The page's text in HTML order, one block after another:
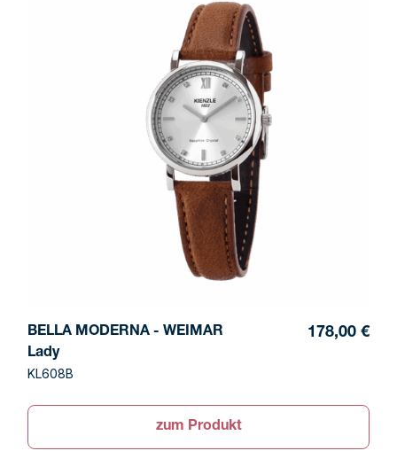
BELLA MODERNA - WEIMAR
Lady
KL608B
178,00 €
zum Produkt